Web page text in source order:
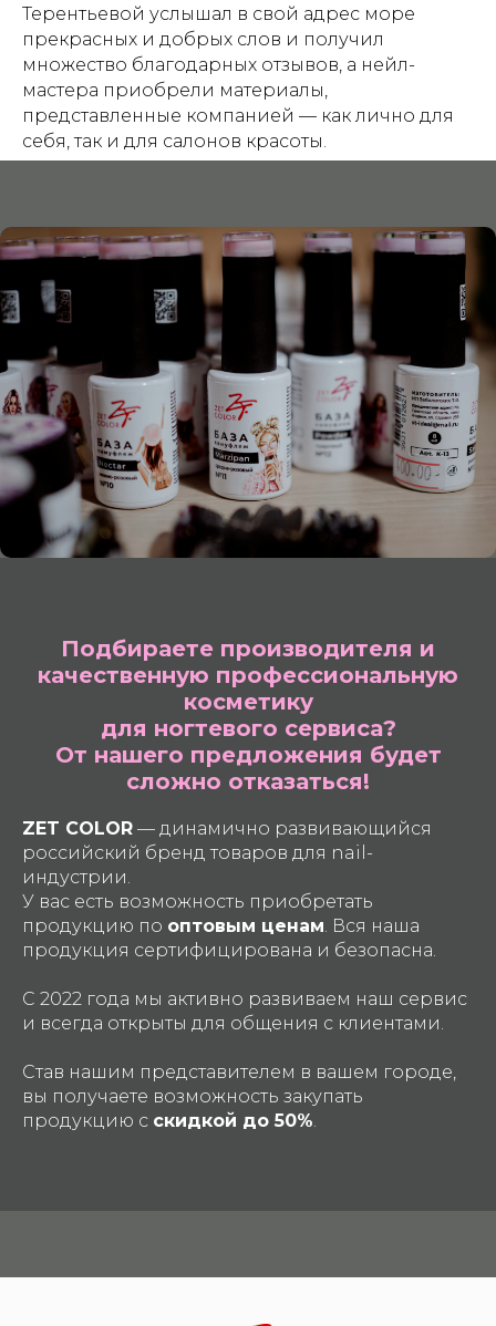
Терентьевой услышал в свой адрес море
прекрасных и добрых слов и получил
множество благодарных отзывов, а нейл-
мастера приобрели материалы,
представленные компанией — как лично для
себя, так и для салонов красоты.
Подбираете производителя и
качественную профессиональную
косметику
для ногтевого сервиса?
От нашего предложения будет
сложно отказаться!
ZET COLOR — динамично развивающийся
российский бренд товаров для nail-
индустрии.
У вас есть возможность приобретать
продукцию по оптовым ценам . Вся наша
продукция сертифицирована и безопасна.
С 2022 года мы активно развиваем наш сервис
и всегда открыты для общения с клиентами.
Став нашим представителем в вашем городе,
вы получаете возможность закупать
продукцию с скидкой до 50%